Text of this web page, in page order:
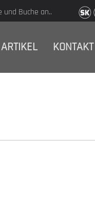
Buche an..
ARTIKEL KONTAKT